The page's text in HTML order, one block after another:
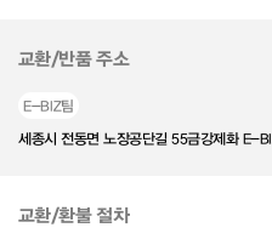
교환/반품 주소
E-BIZ팀
세종시 전동면 노장공단길 55금강제화 E-
교환/환불 절차